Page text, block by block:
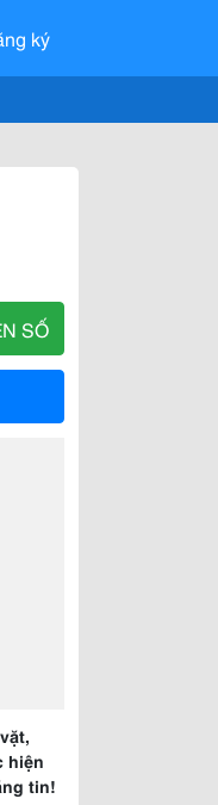
ký
SỐ
hiện
tin!